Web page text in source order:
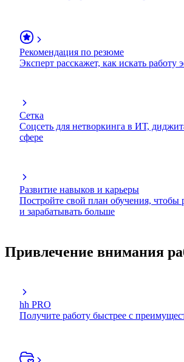
Рекомендация по резюме
Эксперт расскажет, как искать работу
Сетка
Соцсеть для нетворкинга в ИТ,
сфере
Развитие навыков и карьеры
Постройте свой план обучения, чтобы
и зарабатывать больше
Привлечение внимания
hh PRO
Получите работу быстрее с